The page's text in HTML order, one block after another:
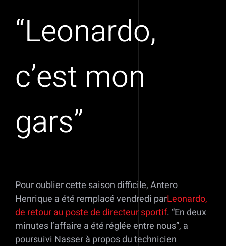
“Leonardo,
c’est mon
gars”
Pour oublier cette saison difficile, Antero
Henrique a été remplacé vendredi parLeonardo,
de retour au poste de directeur sportif. “En deux
minutes l’affaire a été réglée entre nous”, a
poursuivi Nasser à propos du technicien